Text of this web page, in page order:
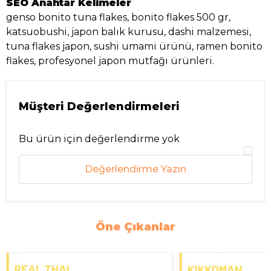
SEO Anahtar Kelimeler
genso bonito tuna flakes, bonito flakes 500 gr,
katsuobushi, japon balık kurusu, dashi malzemesi,
tuna flakes japon, sushi umami ürünü, ramen bonito
flakes, profesyonel japon mutfağı ürünleri.
Müşteri Değerlendirmeleri
Bu ürün için değerlendirme yok
Değerlendirme Yazın
Öne Çıkanlar